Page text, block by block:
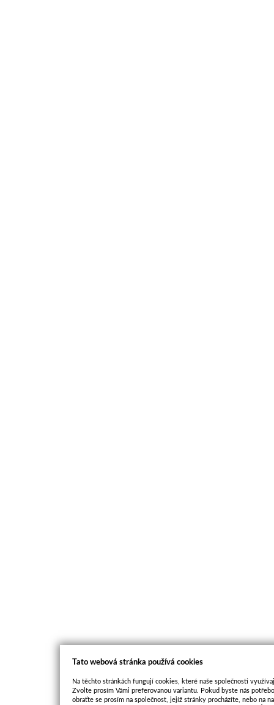
Tato webová stránka používá cookies
Na těchto stránkách fungují cookies, které naše společnosti
Zvolte prosím Vámi preferovanou variantu. Pokud byste nás
obraťte se prosím na společnost, jejíž stránky procházíte, nebo na